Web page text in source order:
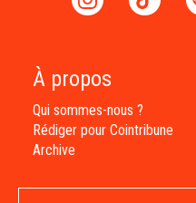
À propos
Qui sommes-nous ?
Rédiger pour Cointribune
Archive